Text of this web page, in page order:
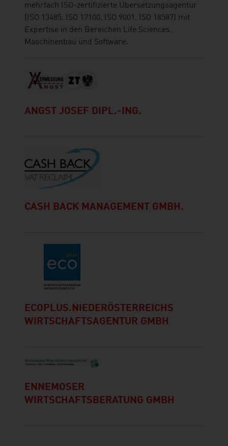
mehrfach ISO-zertifizierte Übersetzungsagentur
(ISO 13485, ISO 17100, ISO 9001, ISO 18587) mit
Expertise in den Bereichen Life Sciences,
Maschinenbau und Software.
ANGST JOSEF DIPL.-ING.
CASH BACK MANAGEMENT GMBH.
ECOPLUS.NIEDERÖSTERREICHS
WIRTSCHAFTSAGENTUR GMBH
ENNEMOSER
WIRTSCHAFTSBERATUNG GMBH